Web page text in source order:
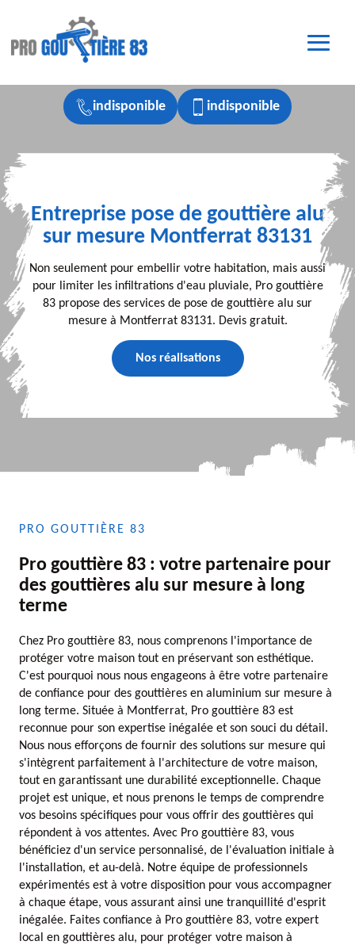
indisponible indisponible
Entreprise pose de gouttière alu
sur mesure Montferrat 83131
Non seulement pour embellir votre habitation, mais aussi
pour limiter les infiltrations d'eau pluviale, Pro gouttière
83 propose des services de pose de gouttière alu sur
mesure à Montferrat 83131. Devis gratuit.
Nos réalisations
PRO GOUTTIÈRE 83
Pro gouttière 83 : votre partenaire pour
des gouttières alu sur mesure à long
terme
Chez Pro gouttière 83, nous comprenons l'importance de
protéger votre maison tout en préservant son esthétique.
C'est pourquoi nous nous engageons à être votre partenaire
de confiance pour des gouttières en aluminium sur mesure à
long terme. Située à Montferrat, Pro gouttière 83 est
reconnue pour son expertise inégalée et son souci du détail.
Nous nous efforçons de fournir des solutions sur mesure qui
s'intègrent parfaitement à l'architecture de votre maison,
tout en garantissant une durabilité exceptionnelle. Chaque
projet est unique, et nous prenons le temps de comprendre
vos besoins spécifiques pour vous offrir des gouttières qui
répondent à vos attentes. Avec Pro gouttière 83, vous
bénéficiez d'un service personnalisé, de l'évaluation initiale à
l'installation, et au-delà. Notre équipe de professionnels
expérimentés est à votre disposition pour vous accompagner
à chaque étape, vous assurant ainsi une tranquillité d'esprit
inégalée. Faites confiance à Pro gouttière 83, votre expert
local en gouttières alu, pour protéger votre maison à